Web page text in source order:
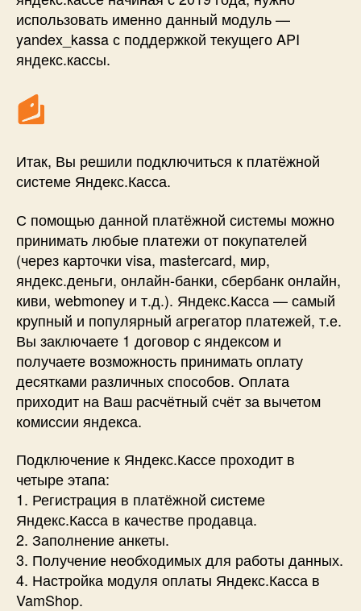
использовать именно данный модуль —
yandex_kassa с поддержкой текущего API
яндекс.кассы.
Итак, Вы решили подключиться к платёжной
системе Яндекс.Касса.
С помощью данной платёжной системы можно
принимать любые платежи от покупателей
(через карточки visa, mastercard, мир,
яндекс.деньги, онлайн-банки, сбербанк онлайн,
киви, webmoney и т.д.). Яндекс.Касса — самый
крупный и популярный агрегатор платежей, т.е.
Вы заключаете 1 договор с яндексом и
получаете возможность принимать оплату
десятками различных способов. Оплата
приходит на Ваш расчётный счёт за вычетом
комиссии яндекса.
Подключение к Яндекс.Кассе проходит в
четыре этапа:
1. Регистрация в платёжной системе
Яндекс.Касса в качестве продавца.
2. Заполнение анкеты.
3. Получение необходимых для работы данных.
4. Настройка модуля оплаты Яндекс.Касса в
VamShop.